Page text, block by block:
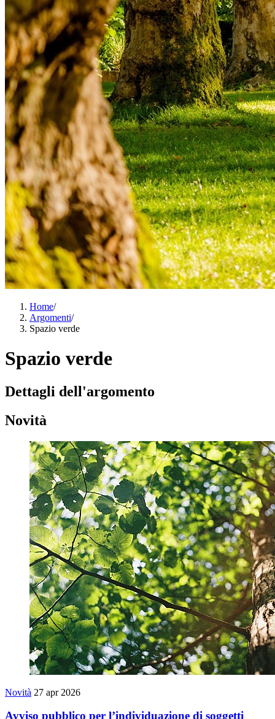
Home/
Argomenti/
Spazio verde
Spazio verde
Dettagli dell'argomento
Novità
Novità 27 apr 2026
Avviso pubblico per l’individuazione di soggetti